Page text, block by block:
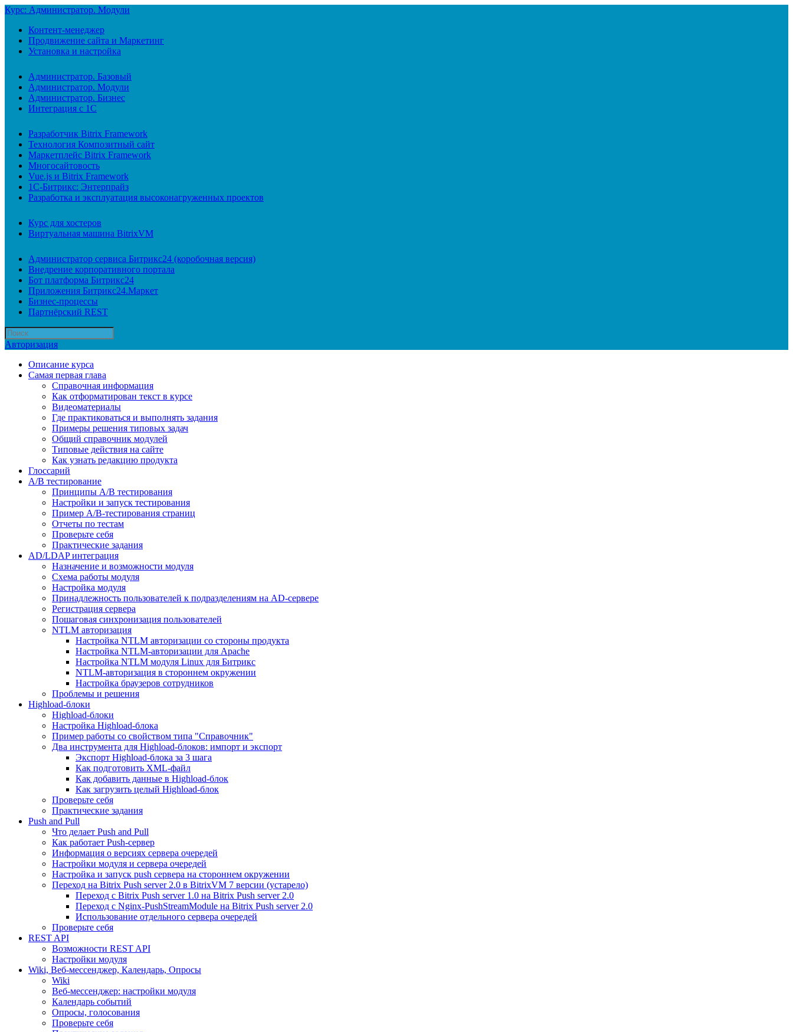
Курс: Администратор. Модули
Контент-менеджер
Продвижение сайта и Маркетинг
Установка и настройка
Администратор. Базовый
Администратор. Модули
Администратор. Бизнес
Интеграция с 1С
Разработчик Bitrix Framework
Технология Композитный сайт
Маркетплейс Bitrix Framework
Многосайтовость
Vue.js и Bitrix Framework
1С-Битрикс: Энтерпрайз
Разработка и эксплуатация высоконагруженных проектов
Курс для хостеров
Виртуальная машина BitrixVM
Администратор сервиса Битрикс24 (коробочная версия)
Внедрение корпоративного портала
Бот платформа Битрикс24
Приложения Битрикс24.Маркет
Бизнес-процессы
Партнёрский REST
Авторизация
Описание курса
Самая первая глава
Справочная информация
Как отформатирован текст в курсе
Видеоматериалы
Где практиковаться и выполнять задания
Примеры решения типовых задач
Общий справочник модулей
Типовые действия на сайте
Как узнать редакцию продукта
Глоссарий
A/B тестирование
Принципы A/B тестирования
Настройки и запуск тестирования
Пример A/B-тестирования страниц
Отчеты по тестам
Проверьте себя
Практические задания
AD/LDAP интеграция
Назначение и возможности модуля
Схема работы модуля
Настройка модуля
Принадлежность пользователей к подразделениям на AD-сервере
Регистрация сервера
Пошаговая синхронизация пользователей
NTLM авторизация
Настройка NTLM авторизации со стороны продукта
Настройка NTLM-авторизации для Apache
Настройка NTLM модуля Linux для Битрикс
NTLM-авторизация в стороннем окружении
Настройка браузеров сотрудников
Проблемы и решения
Highload-блоки
Highload-блоки
Настройка Highload-блока
Пример работы со свойством типа "Справочник"
Два инструмента для Highload-блоков: импорт и экспорт
Экспорт Highload-блока за 3 шага
Как подготовить XML-файл
Как добавить данные в Highload-блок
Как загрузить целый Highload-блок
Проверьте себя
Практические задания
Push and Pull
Что делает Push and Pull
Как работает Push-сервер
Информация о версиях сервера очередей
Настройки модуля и сервера очередей
Настройка и запуск push сервера на стороннем окружении
Переход на Bitrix Push server 2.0 в BitrixVM 7 версии (устарело)
Переход с Bitrix Push server 1.0 на Bitrix Push server 2.0
Переход с Nginx-PushStreamModule на Bitrix Push server 2.0
Использование отдельного сервера очередей
Проверьте себя
REST API
Возможности REST API
Настройки модуля
Wiki, Веб-мессенджер, Календарь, Опросы
Wiki
Веб-мессенджер: настройки модуля
Календарь событий
Опросы, голосования
Проверьте себя